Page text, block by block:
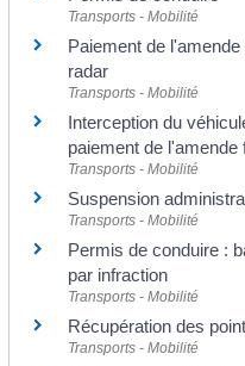
Transports - Mobilité
Paiement de
radar
Transports - Mobilité
Interception du
paiement de l'amende
Transports - Mobilité
Suspension
Transports - Mobilité
Permis de conduire :
par infraction
Transports - Mobilité
Récupération des
Transports - Mobilité